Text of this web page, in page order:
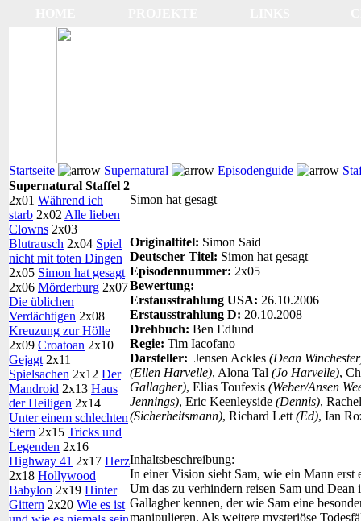
Startseite Supernatural Episodenguide
Supernatural Staffel 2
2x01 Während ich
starb 2x02 Alle lieben
Clowns 2x03
Blutrausch 2x04 Spiel
nicht mit toten Dingen
2x05 Simon hat gesagt
2x06 Mörderburg 2x07
Die üblichen
Verdächtigen 2x08
Kreuzung zur Hölle
2x09 Croatoan 2x10
Gejagt 2x11
Spielsachen 2x12 Der
Mandroid 2x13 Haus
der Heiligen 2x14
Unter einem schlechten
Stern 2x15 Tricks und
Legenden 2x16
Highway 41 2x17 Herz
2x18 Hollywood
Babylon 2x19 Hinter
Gittern 2x20 Wie es ist
Simon hat gesagt
Originaltitel: Simon Said
Deutscher Titel: Simon hat gesagt
Episodennummer: 2x05
Bewertung:
Erstausstrahlung USA: 26.10.2006
Erstausstrahlung D: 20.10.2008
Drehbuch: Ben Edlund
Regie: Tim Iacofano
Darsteller: Jensen Ackles (Dean
(Ellen Harvelle), Alona Tal (Jo Harvelle),
Gallagher), Elias Toufexis (Weber/Ansen
Jennings), Eric Keenleyside (Dennis),
(Sicherheitsmann), Richard Lett (Ed), Ian
Inhaltsbeschreibung:
In einer Vision sieht Sam, wie ein Mann
Um das zu verhindern reisen Sam und
Gallagher kennen, der wie Sam eine
manipulieren. Als weitere mysteriöse